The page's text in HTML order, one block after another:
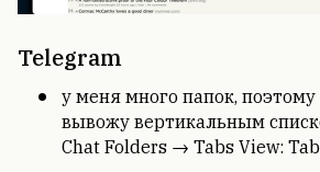
Telegram
у меня много папок, поэтому
вывожу вертикальным
Chat Folders → Tabs View: